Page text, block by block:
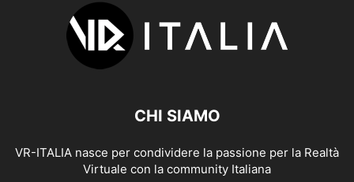
CHI SIAMO
VR-ITALIA nasce per condividere la passione per la Realtà
Virtuale con la community Italiana